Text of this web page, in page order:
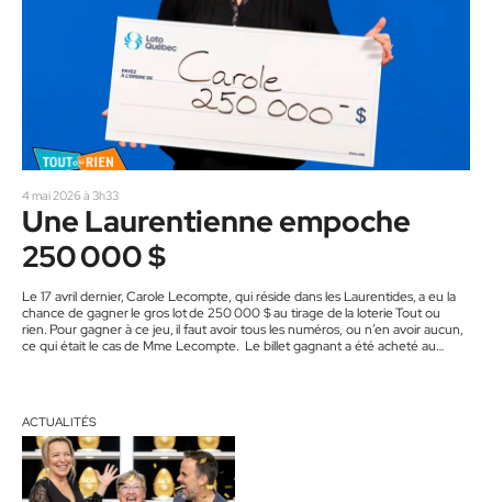
4 mai 2026 à 3h33
Une Laurentienne empoche
250 000 $
Le 17 avril dernier, Carole Lecompte, qui réside dans les Laurentides, a eu la
chance de gagner le gros lot de 250 000 $ au tirage de la loterie Tout ou
rien. Pour gagner à ce jeu, il faut avoir tous les numéros, ou n’en avoir aucun,
ce qui était le cas de Mme Lecompte. Le billet gagnant a été acheté au
ACTUALITÉS